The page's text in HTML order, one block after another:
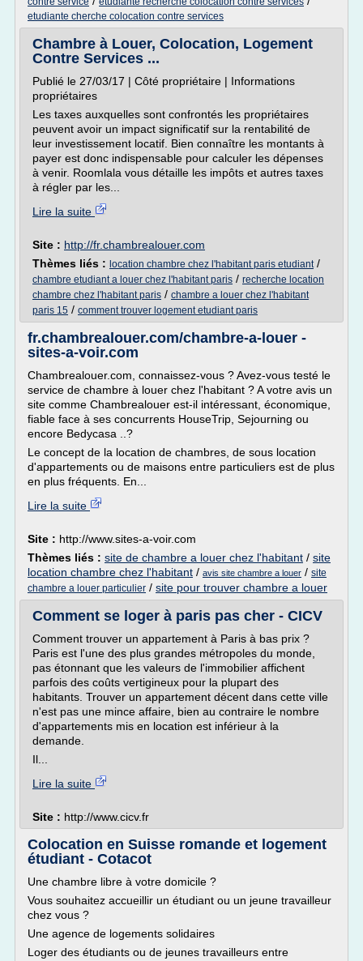
etudiante cherche colocation contre services
Chambre à Louer, Colocation, Logement
Contre Services ...
Publié le 27/03/17 | Côté propriétaire | Informations
propriétaires
Les taxes auxquelles sont confrontés les propriétaires
peuvent avoir un impact significatif sur la rentabilité de
leur investissement locatif. Bien connaître les montants à
payer est donc indispensable pour calculer les dépenses
à venir. Roomlala vous détaille les impôts et autres taxes
à régler par les...
Lire la suite
Site : http://fr.chambrealouer.com
Thèmes liés : location chambre chez l'habitant paris etudiant/
chambre etudiant a louer chez l'habitant paris / recherche location
chambre chez l'habitant paris / chambre a louer chez l'habitant
paris 15 / comment trouver logement etudiant paris
fr.chambrealouer.com/chambre-a-louer -
sites-a-voir.com
Chambrealouer.com, connaissez-vous ? Avez-vous testé le
service de chambre à louer chez l'habitant ? A votre avis un
site comme Chambrealouer est-il intéressant, économique,
fiable face à ses concurrents HouseTrip, Sejourning ou
encore Bedycasa ..?
Le concept de la location de chambres, de sous location
d'appartements ou de maisons entre particuliers est de plus
en plus fréquents. En...
Lire la suite
Site : http://www.sites-a-voir.com
Thèmes liés : site de chambre a louer chez l'habitant / site
location chambre chez l'habitant / avis site chambre a louer / site
chambre a louer particulier / site pour trouver chambre a louer
Comment se loger à paris pas cher - CICV
Comment trouver un appartement à Paris à bas prix ?
Paris est l'une des plus grandes métropoles du monde,
pas étonnant que les valeurs de l'immobilier affichent
parfois des coûts vertigineux pour la plupart des
habitants. Trouver un appartement décent dans cette ville
n'est pas une mince affaire, bien au contraire le nombre
d'appartements mis en location est inférieur à la
demande.
Il...
Lire la suite
Site : http://www.cicv.fr
Colocation en Suisse romande et logement
étudiant - Cotacot
Une chambre libre à votre domicile ?
Vous souhaitez accueillir un étudiant ou un jeune travailleur
chez vous ?
Une agence de logements solidaires
Loger des étudiants ou de jeunes travailleurs entre